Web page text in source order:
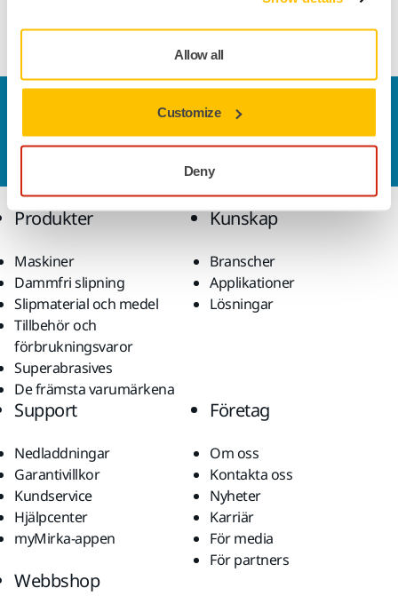
Allow all
Customize
Deny
Vill du veta mer?Kontakta ossså besvarar vår
kundservice gärna dina frågor.
Produkter
Maskiner
Dammfri slipning
Slipmaterial och medel
Tillbehör och
förbrukningsvaror
Superabrasives
De främsta varumärkena
Kunskap
Branscher
Applikationer
Lösningar
Support
Nedladdningar
Garantivillkor
Kundservice
Hjälpcenter
myMirka-appen
Företag
Om oss
Kontakta oss
Nyheter
Karriär
För media
För partners
Webbshop